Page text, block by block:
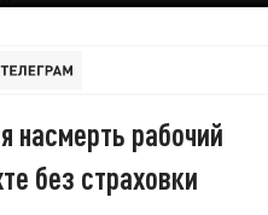
насмерть рабочий
без страховки